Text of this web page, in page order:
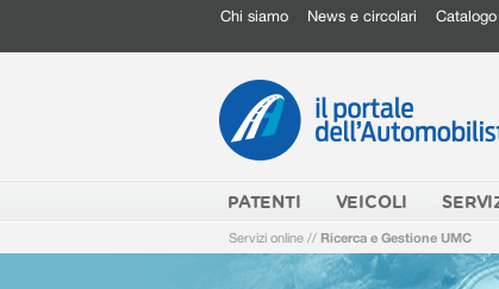
Chi siamo News e circolari
PATENTI VEICOLI
Servizi online // Ricerca e Gestione UMC